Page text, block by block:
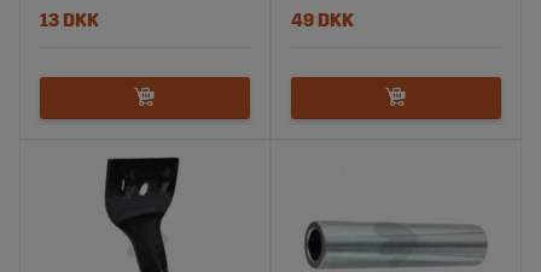
13 DKK
49 DKK